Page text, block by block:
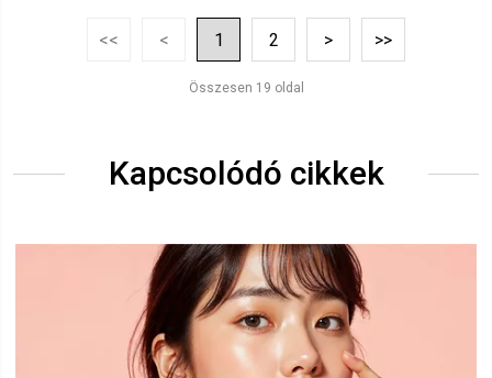
<< < 1 2 > >>
Összesen 19 oldal
Kapcsolódó cikkek